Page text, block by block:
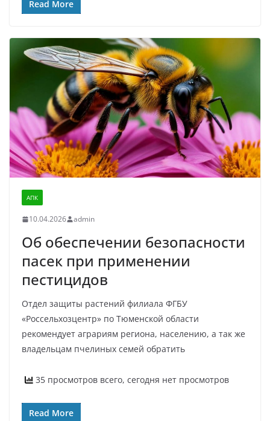
Read More
АПК
10.04.2026 admin
Об обеспечении безопасности
пасек при применении
пестицидов
Отдел защиты растений филиала ФГБУ
«Россельхозцентр» по Тюменской области
рекомендует аграриям региона, населению, а так же
владельцам пчелиных семей обратить
35 просмотров всего, сегодня нет просмотров
Read More